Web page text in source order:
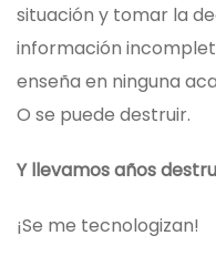
situación y tomar la
información
enseña en ninguna
O se puede destruir.
Y llevamos años
¡Se me tecnologizan!